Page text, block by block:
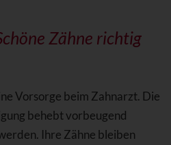
Zähne richtig
Vorsorge beim Zahnarzt. Die
behebt vorbeugend
Ihre Zähne bleiben